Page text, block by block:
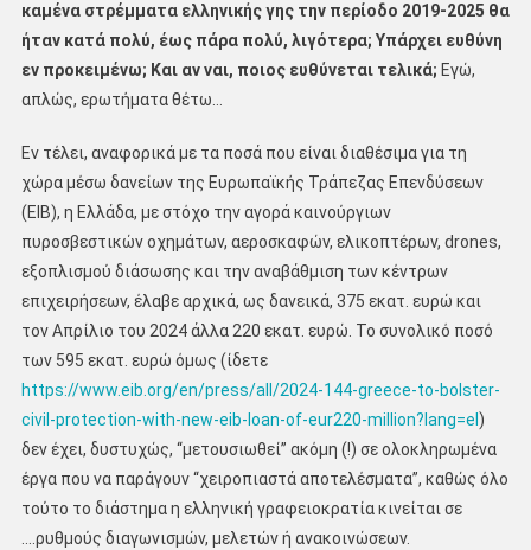
καμένα στρέμματα ελληνικής γης την περίοδο 2019-2025 θα
ήταν κατά πολύ, έως πάρα πολύ, λιγότερα; Υπάρχει ευθύνη
εν προκειμένω; Και αν ναι, ποιος ευθύνεται τελικά; Εγώ,
απλώς, ερωτήματα θέτω…
Εν τέλει, αναφορικά με τα ποσά που είναι διαθέσιμα για τη
χώρα μέσω δανείων της Ευρωπαϊκής Τράπεζας Επενδύσεων
(ΕΙΒ), η Ελλάδα, με στόχο την αγορά καινούργιων
πυροσβεστικών οχημάτων, αεροσκαφών, ελικοπτέρων, drones,
εξοπλισμού διάσωσης και την αναβάθμιση των κέντρων
επιχειρήσεων, έλαβε αρχικά, ως δανεικά, 375 εκατ. ευρώ και
τον Απρίλιο του 2024 άλλα 220 εκατ. ευρώ. Το συνολικό ποσό
των 595 εκατ. ευρώ όμως (ίδετε
https://www.eib.org/en/press/all/2024-144-greece-to-bolster-
civil-protection-with-new-eib-loan-of-eur220-million?lang=el )
δεν έχει, δυστυχώς, ‘‘μετουσιωθεί’’ ακόμη (!) σε ολοκληρωμένα
έργα που να παράγουν ‘‘χειροπιαστά αποτελέσματα’’, καθώς όλο
τούτο το διάστημα η ελληνική γραφειοκρατία κινείται σε
….ρυθμούς διαγωνισμών, μελετών ή ανακοινώσεων.